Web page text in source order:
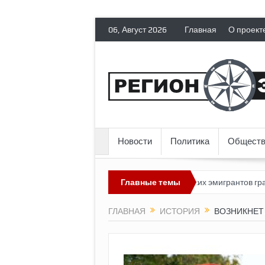
06, Август 2026 Главная О
Новости Политика
Главные темы
Россия лишает политических эмигрантов гражданских
ГЛАВНАЯ ИСТОРИЯ